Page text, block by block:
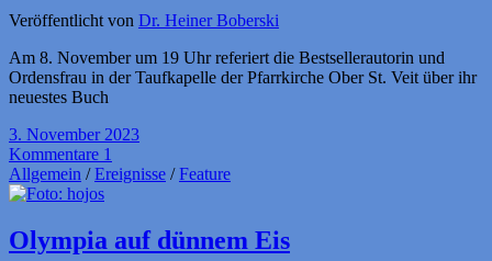
Veröffentlicht von Dr. Heiner Boberski
Am 8. November um 19 Uhr referiert die Bestsellerautorin und
Ordensfrau in der Taufkapelle der Pfarrkirche Ober St. Veit über ihr
neuestes Buch
3. November 2023
Kommentare 1
Allgemein /Ereignisse /Feature
Olympia auf dünnem Eis